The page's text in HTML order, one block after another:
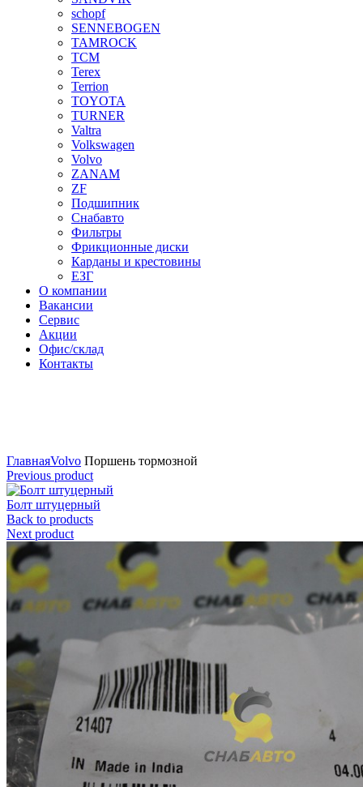
schopf
SENNEBOGEN
TAMROCK
TCM
Terex
Terrion
TOYOTA
TURNER
Valtra
Volkswagen
Volvo
ZANAM
ZF
Подшипник
Снабавто
Фильтры
Фрикционные диски
Карданы и крестовины
ЕЗГ
О компании
Вакансии
Сервис
Акции
Офис/склад
Контакты
ГлавнаяVolvo Поршень тормозной
Previous product
Болт штуцерный
Back to products
Next product